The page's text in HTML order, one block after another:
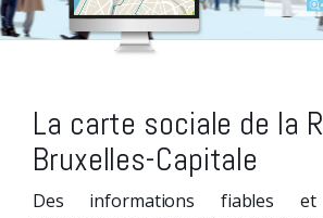
La carte sociale de la
Bruxelles-Capitale
Des informations fiables et